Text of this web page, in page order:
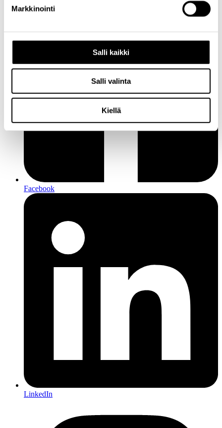
Markkinointi
Salli kaikki
Salli valinta
Kiellä
Facebook
LinkedIn